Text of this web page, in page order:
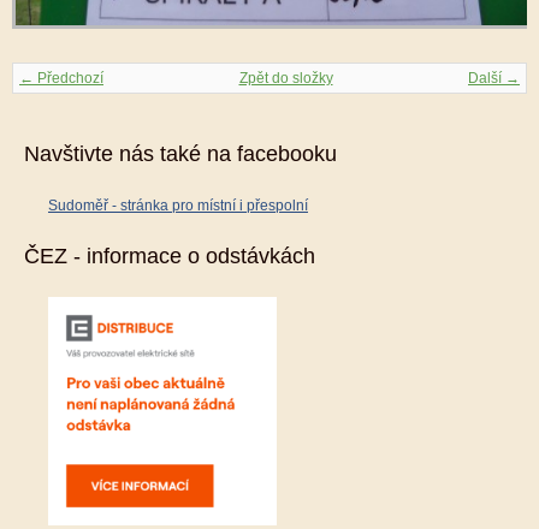
← Předchozí Další →
Zpět do složky
Navštivte nás také na facebooku
Sudoměř - stránka pro místní i přespolní
ČEZ - informace o odstávkách